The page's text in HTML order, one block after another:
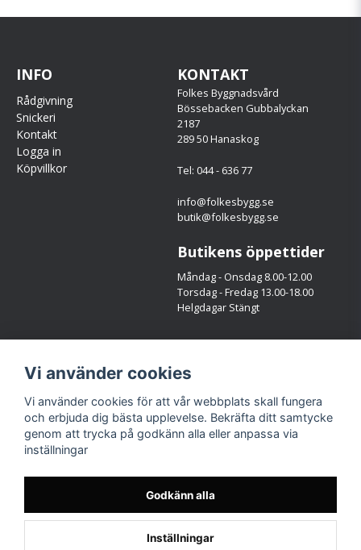
INFO
Rådgivning
Snickeri
Kontakt
Logga in
Köpvillkor
KONTAKT
Folkes Byggnadsvård
Bössebacken Gubbalyckan
2187
289 50 Hanaskog
Tel: 044 - 636 77
info@folkesbygg.se
butik@folkesbygg.se
Butikens öppettider
Måndag - Onsdag 8.00-12.00
Torsdag - Fredag 13.00-18.00
Helgdagar Stängt
Facebook
Instagram
Vi använder cookies
Vi använder cookies för att vår webbplats skall fungera
och erbjuda dig bästa upplevelse. Bekräfta ditt samtycke
genom att trycka på godkänn alla eller anpassa via
inställningar
Godkänn alla
Inställningar